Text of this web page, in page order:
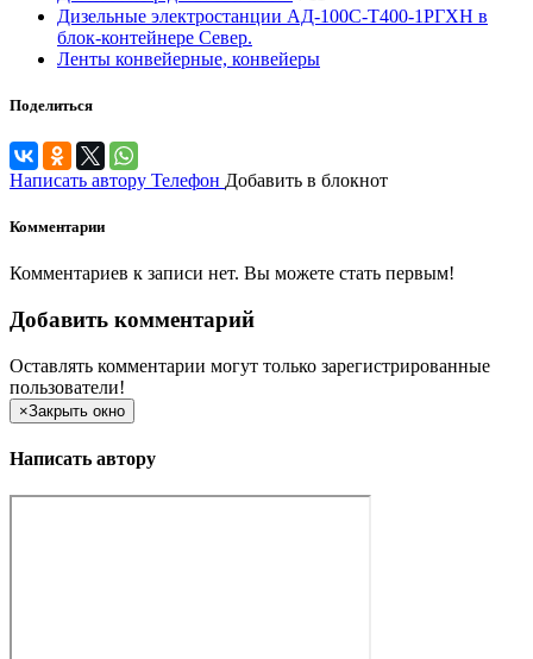
Дизельные электростанции АД-100С-Т400-1РГХН в
блок-контейнере Север.
Ленты конвейерные, конвейеры
Поделиться
Написать автору Телефон Добавить в блокнот
Комментарии
Комментариев к записи нет. Вы можете стать первым!
Добавить комментарий
Оставлять комментарии могут только зарегистрированные
пользователи!
×Закрыть окно
Написать автору